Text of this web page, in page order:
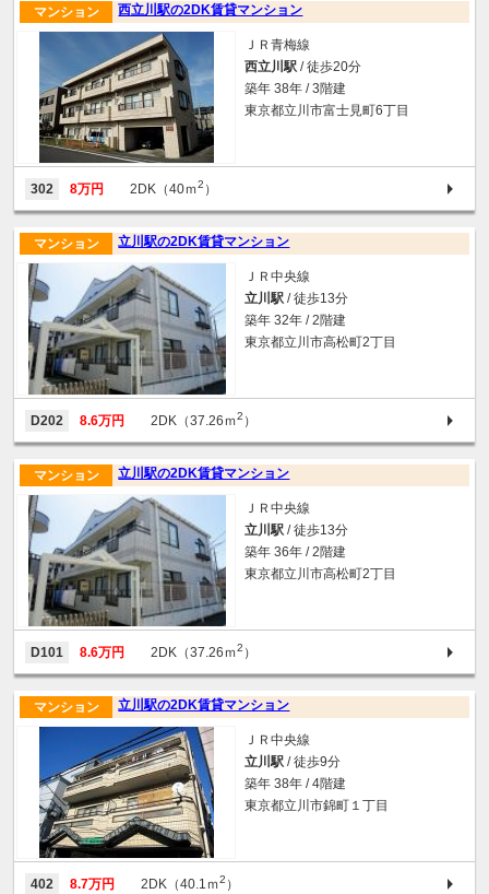
西立川駅の2DK賃貸マンション
マンション
ＪＲ青梅線
西立川駅 / 徒歩20分
築年 38年 / 3階建
東京都立川市富士見町6丁目
302 8万円 2DK（40ｍ2 ）
立川駅の2DK賃貸マンション
マンション
ＪＲ中央線
立川駅 / 徒歩13分
築年 32年 / 2階建
東京都立川市高松町2丁目
D202 8.6万円 2DK（37.26ｍ2 ）
立川駅の2DK賃貸マンション
マンション
ＪＲ中央線
立川駅 / 徒歩13分
築年 36年 / 2階建
東京都立川市高松町2丁目
D101 8.6万円 2DK（37.26ｍ2 ）
立川駅の2DK賃貸マンション
マンション
ＪＲ中央線
立川駅 / 徒歩9分
築年 38年 / 4階建
東京都立川市錦町１丁目
402 8.7万円 2DK（40.1ｍ2 ）